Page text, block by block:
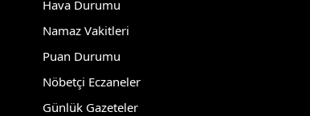
Gümüşhane
Hakkari
Isparta
Hava Durumu
Namaz Vakitleri
Puan Durumu
Nöbetçi Eczaneler
Günlük Gazeteler